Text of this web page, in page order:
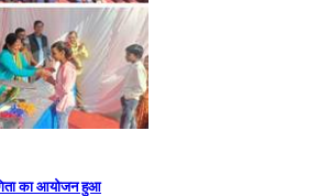
का आयोजन हुआ